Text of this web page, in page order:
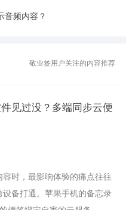
音频内容？
敬业签用户关注的内容推荐
见过没？多端同步云便
时，最影响体验的痛点往往
备打通。苹果手机的备忘录